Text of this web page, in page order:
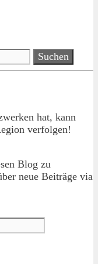
hat, kann
verfolgen!
Blog zu
neue Beiträge via